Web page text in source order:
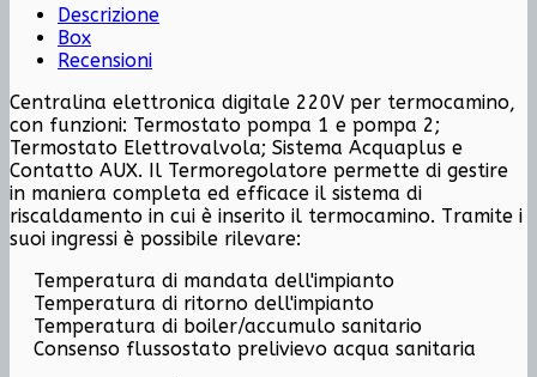
Descrizione
Box
Recensioni
Centralina elettronica digitale 220V per termocamino,
con funzioni: Termostato pompa 1 e pompa 2;
Termostato Elettrovalvola; Sistema Acquaplus e
Contatto AUX. Il Termoregolatore permette di gestire
in maniera completa ed efficace il sistema di
riscaldamento in cui è inserito il termocamino. Tramite i
suoi ingressi è possibile rilevare:
Temperatura di mandata dell'impianto
Temperatura di ritorno dell'impianto
Temperatura di boiler/accumulo sanitario
Consenso flussostato prelivievo acqua sanitaria